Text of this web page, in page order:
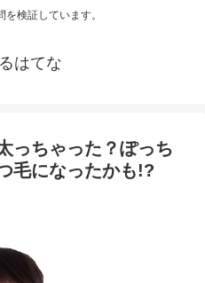
を検証しています。
はてな
っちゃった？ぽっち
毛になったかも!?